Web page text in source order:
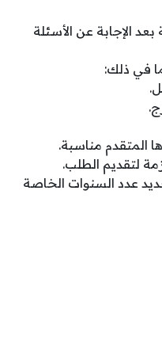
الإجابة عن الأسئلة
في ذلك:
المتقدم مناسبة.
لتقديم الطلب.
عدد السنوات الخاصة